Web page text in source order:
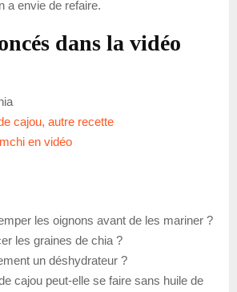
a envie de refaire.
dans la vidéo
cajou, autre recette
en vidéo
les oignons avant de les mariner ?
les graines de chia ?
un déshydrateur ?
cajou peut-elle se faire sans huile de